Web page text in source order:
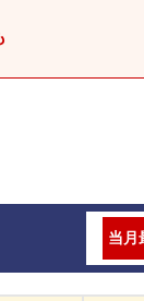
当月